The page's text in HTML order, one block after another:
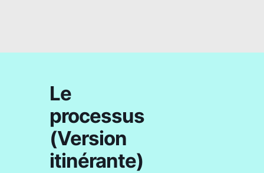
Le
processus
(Version
itinérante)